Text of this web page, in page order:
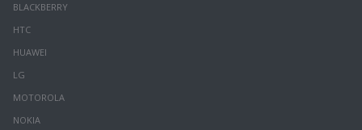
BLACKBERRY
HTC
HUAWEI
LG
MOTOROLA
NOKIA